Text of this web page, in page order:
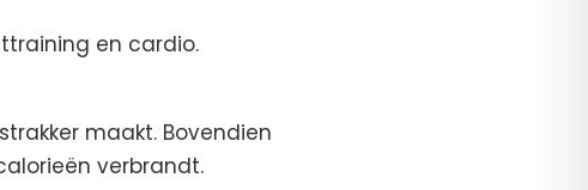
en cardio.
maakt. Bovendien
verbrandt.